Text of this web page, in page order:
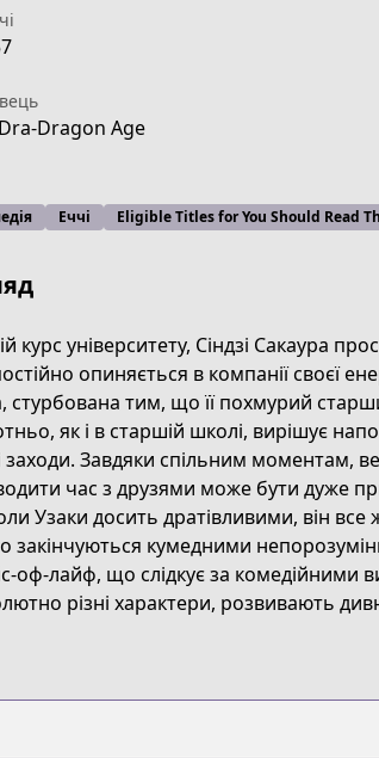
4a4d-9c6d-2487028fe319
chan-wants-to-hang-out
Dragon Age
Еччі Eligible Titles for You Should Read
курс університету, Сіндзі Сакаура
опиняється в компанії своєї
стурбована тим, що її похмурий
як і в старшій школі, вирішує
заходи. Завдяки спільним моментам,
час з друзями може бути дуже
Узаки досить дратівливими, він
закінчуються кумедними
оф-лайф, що слідкує за комедійними
різні характери, розвивають